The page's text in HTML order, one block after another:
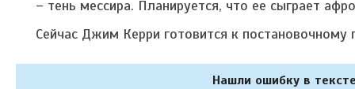
– тень мессира. Планируется, что ее сыграет
Сейчас Джим Керри готовится к
Нашли ошибку в